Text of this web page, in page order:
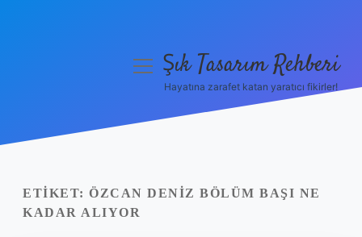
Yasal Uyarı
menüyüŞık Tasarım Rehberi
Hayatına zarafet katan yaratıcı fikirler!
ETIKET: ÖZCAN DENIZ BÖLÜM BAŞI NE
KADAR ALIYOR